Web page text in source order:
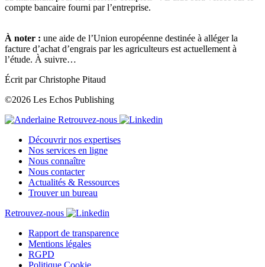
compte bancaire fourni par l’entreprise.
À noter : une aide de l’Union européenne destinée à alléger la
facture d’achat d’engrais par les agriculteurs est actuellement à
l’étude. À suivre…
Écrit par Christophe Pitaud
©2026 Les Echos Publishing
Retrouvez-nous
Découvrir nos expertises
Nos services en ligne
Nous connaître
Nous contacter
Actualités & Ressources
Trouver un bureau
Retrouvez-nous
Rapport de transparence
Mentions légales
RGPD
Politique Cookie